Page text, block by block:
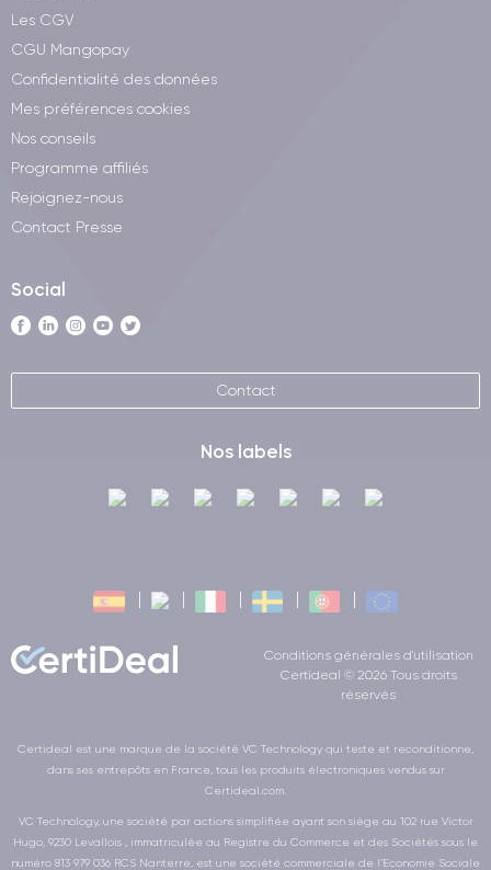
Les CGV
CGU Mangopay
Confidentialité des données
Mes préférences cookies
Nos conseils
Programme affiliés
Rejoignez-nous
Contact Presse
Social
Contact
Nos labels
Conditions générales d'utilisation
Certideal © 2026 Tous droits
réservés
Certideal est une marque de la société VC Technology qui teste et reconditionne,
dans ses entrepôts en France, tous les produits électroniques vendus sur
Certideal.com.
VC Technology, une société par actions simplifiée ayant son siège au 102 rue Victor
Hugo, 9230 Levallois , immatriculée au Registre du Commerce et des Sociétés sous le
numéro 813 979 036 RCS Nanterre, est une société commerciale de l’Economie Sociale